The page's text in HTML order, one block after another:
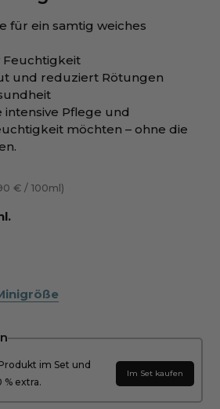
für ein samtig weiches
Feuchtigkeit
und reduziert Rötungen
Pflege und
möchten – ohne die
€/ 100ml
im Set und
% extra.
Im Set kaufen